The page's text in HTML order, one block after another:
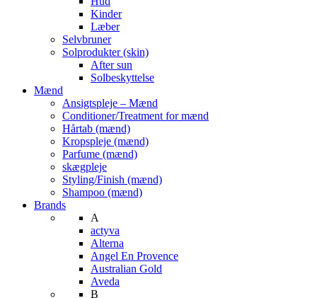
Kinder
Læber
Selvbruner
Solprodukter (skin)
After sun
Solbeskyttelse
Mænd
Ansigtspleje – Mænd
Conditioner/Treatment for mænd
Hårtab (mænd)
Kropspleje (mænd)
Parfume (mænd)
skægpleje
Styling/Finish (mænd)
Shampoo (mænd)
Brands
A
actyva
Alterna
Angel En Provence
Australian Gold
Aveda
B